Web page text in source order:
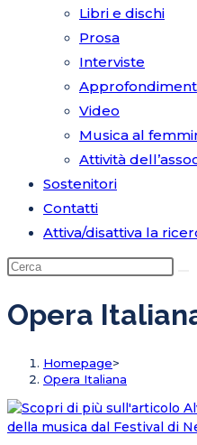
Libri e dischi
Prosa
Interviste
Video
Musica al
Attività
Sostenitori
Contatti
Attiva/disattiva la
Opera
Homepage>
Opera Italiana